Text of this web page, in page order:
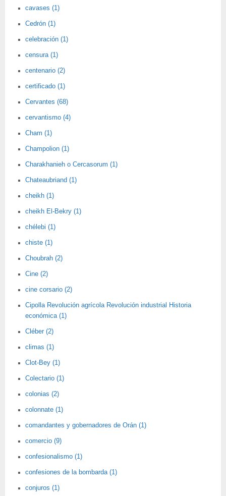
cavases (1)
Cedrón (1)
celebración (1)
censura (1)
centenario (2)
certificado (1)
Cervantes (68)
cervantismo (4)
Cham (1)
Champolion (1)
Charakhanieh o Cercasorum (1)
Chateaubriand (1)
cheikh (1)
cheikh El-Bekry (1)
chélebi (1)
chiste (1)
Choubrah (2)
Cine (2)
cine corsario (2)
Cipolla Revolución agrícola Revolución industrial Historia
económica (1)
Cléber (2)
climas (1)
Clot-Bey (1)
Colectario (1)
colonias (2)
colonnate (1)
comandantes y gobernadores de Orán (1)
comercio (9)
confesionalismo (1)
confesiones de la bombarda (1)
conjuros (1)